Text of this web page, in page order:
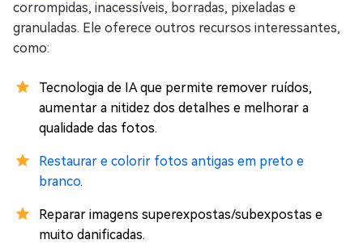
corrompidas, inacessíveis, borradas, pixeladas e
granuladas. Ele oferece outros recursos interessantes,
como:
Tecnologia de IA que permite remover ruídos,
aumentar a nitidez dos detalhes e melhorar a
qualidade das fotos.
Restaurar e colorir fotos antigas em preto e
branco.
Reparar imagens superexpostas/subexpostas e
muito danificadas.